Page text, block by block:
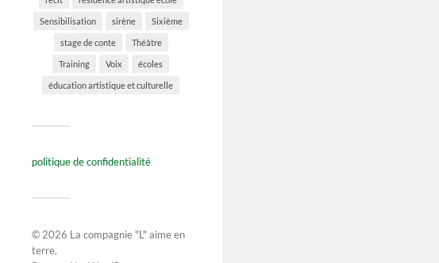
Sensibilisation sirène Sixième
stage de conte Théâtre
Training Voix écoles
éducation artistique et culturelle
politique de confidentialité
© 2026 La compagnie "L" aime en
terre.